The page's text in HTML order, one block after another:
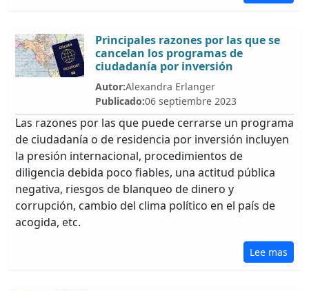
Principales razones por las que se
cancelan los programas de
ciudadanía por inversión
Autor:Alexandra Erlanger
Publicado:06 septiembre 2023
Las razones por las que puede cerrarse un programa
de ciudadanía o de residencia por inversión incluyen
la presión internacional, procedimientos de
diligencia debida poco fiables, una actitud pública
negativa, riesgos de blanqueo de dinero y
corrupción, cambio del clima político en el país de
acogida, etc.
Lee mas